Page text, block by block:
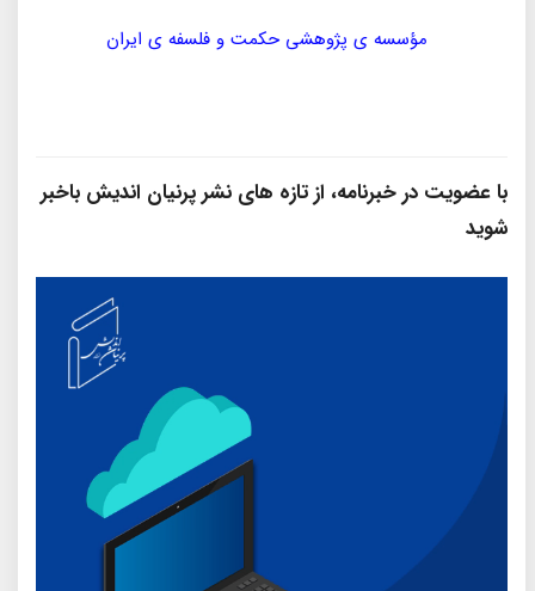
مؤسسه ی پژوهشی حکمت و فلسفه ی ایران
با عضویت در خبرنامه، از تازه‌ های نشر پرنیان‌ اندیش باخبر
شوید